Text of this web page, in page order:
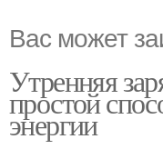
Вас может
Утренняя
простой
энергии